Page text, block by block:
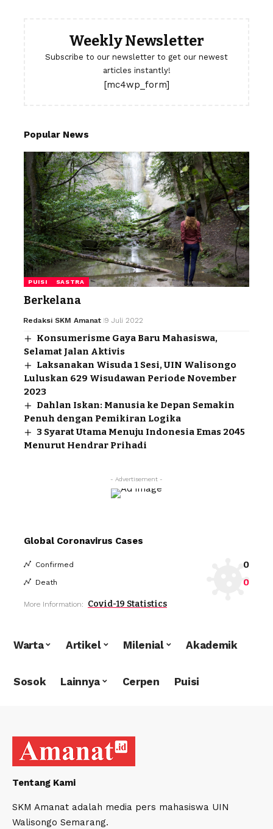
Weekly Newsletter
Subscribe to our newsletter to get our newest
articles instantly!
[mc4wp_form]
Popular News
PUISI SASTRA
Berkelana
Redaksi SKM Amanat 9 Juli 2022
Konsumerisme Gaya Baru Mahasiswa,
Selamat Jalan Aktivis
Laksanakan Wisuda 1 Sesi, UIN Walisongo
Luluskan 629 Wisudawan Periode November
2023
Dahlan Iskan: Manusia ke Depan Semakin
Penuh dengan Pemikiran Logika
3 Syarat Utama Menuju Indonesia Emas 2045
Menurut Hendrar Prihadi
- Advertisement -
Global Coronavirus Cases
Confirmed 0
Death 0
More Information: Covid-19 Statistics
Warta Artikel Milenial Akademik
Sosok Lainnya Cerpen Puisi
Tentang Kami
SKM Amanat adalah media pers mahasiswa UIN
Walisongo Semarang.